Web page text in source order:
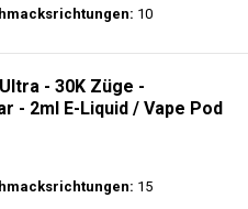
10
- 30K Züge -
- 2ml E-Liquid / Vape Pod
15